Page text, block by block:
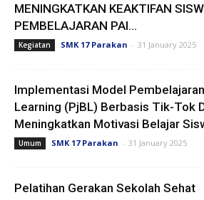
MENINGKATKAN KEAKTIFAN
PEMBELAJARAN PAI...
Kegiatan SMK 17 Parakan - 31 January 2025
Implementasi Model
Learning (PjBL) Berbasis Tik-Tok
Meningkatkan Motivasi Belajar
Umum SMK 17 Parakan - 31 January 2025
Pelatihan Gerakan Sekolah Sehat